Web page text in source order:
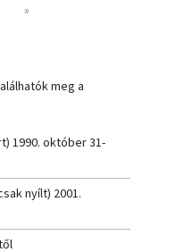
»
meg a
1990. október 31-
nyílt) 2001.